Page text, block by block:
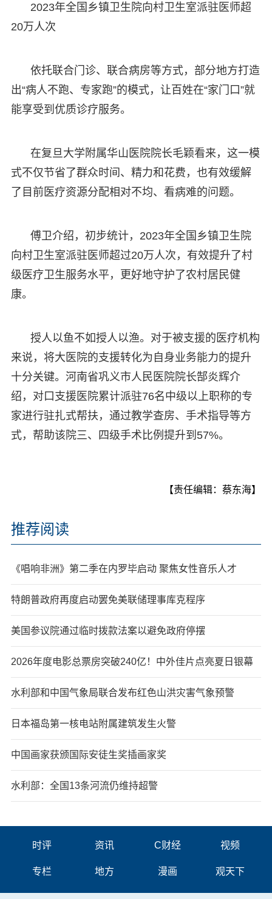
2023年全国乡镇卫生院向村卫生室派驻医师超
20万人次
依托联合门诊、联合病房等方式，部分地方打造
出“病人不跑、专家跑”的模式，让百姓在“家门口”就
能享受到优质诊疗服务。
在复旦大学附属华山医院院长毛颖看来，这一模
式不仅节省了群众时间、精力和花费，也有效缓解
了目前医疗资源分配相对不均、看病难的问题。
傅卫介绍，初步统计，2023年全国乡镇卫生院
向村卫生室派驻医师超过20万人次，有效提升了村
级医疗卫生服务水平，更好地守护了农村居民健
康。
授人以鱼不如授人以渔。对于被支援的医疗机构
来说，将大医院的支援转化为自身业务能力的提升
十分关键。河南省巩义市人民医院院长郜炎辉介
绍，对口支援医院累计派驻76名中级以上职称的专
家进行驻扎式帮扶，通过教学查房、手术指导等方
式，帮助该院三、四级手术比例提升到57%。
【责任编辑：蔡东海】
推荐阅读
《唱响非洲》第二季在内罗毕启动 聚焦女性音乐人才
特朗普政府再度启动罢免美联储理事库克程序
美国参议院通过临时拨款法案以避免政府停摆
2026年度电影总票房突破240亿！中外佳片点亮夏日银幕
水利部和中国气象局联合发布红色山洪灾害气象预警
日本福岛第一核电站附属建筑发生火警
中国画家获颁国际安徒生奖插画家奖
水利部：全国13条河流仍维持超警
时评 资讯 C财经 视频
专栏 地方 漫画 观天下